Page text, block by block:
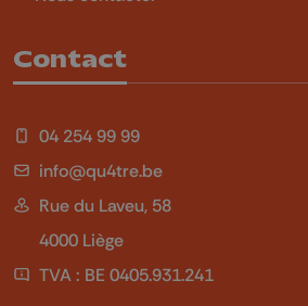
Contact
04 254 99 99
info@qu4tre.be
Rue du Laveu, 58
4000 Liège
TVA : BE 0405.931.241